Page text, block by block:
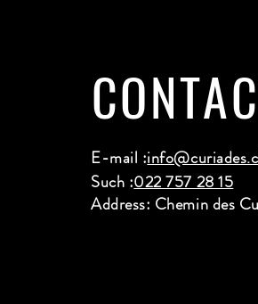
E-mail :
Such :022 757 28 15
Address: Chemin des